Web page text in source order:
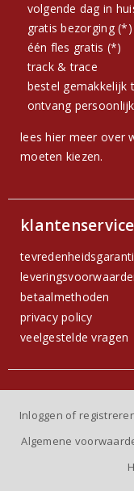
volgende dag in
gratis bezorging (*)
één fles gratis (*)
track & trace
bestel gemakkelijk
ontvang
lees hier meer over
moeten kiezen.
klantenservice
betaalmethoden
privacy policy
veelgestelde vragen
Inloggen of
Algemene